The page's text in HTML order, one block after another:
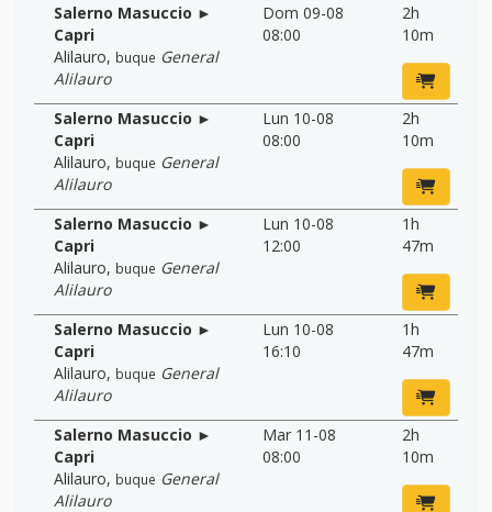
Salerno Masuccio ►
Capri
Alilauro, buque General
Alilauro
Dom 09-08
08:00
2h
10m
Salerno Masuccio ►
Capri
Alilauro, buque General
Alilauro
Lun 10-08
08:00
2h
10m
Salerno Masuccio ►
Capri
Alilauro, buque General
Alilauro
Lun 10-08
12:00
1h
47m
Salerno Masuccio ►
Capri
Alilauro, buque General
Alilauro
Lun 10-08
16:10
1h
47m
Salerno Masuccio ►
Capri
Alilauro, buque General
Alilauro
Mar 11-08
08:00
2h
10m